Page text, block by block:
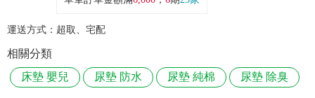
運送方式： 超取、宅配
相關分類
床墊 嬰兒
尿墊 防水 尿墊 純棉 尿墊 除臭